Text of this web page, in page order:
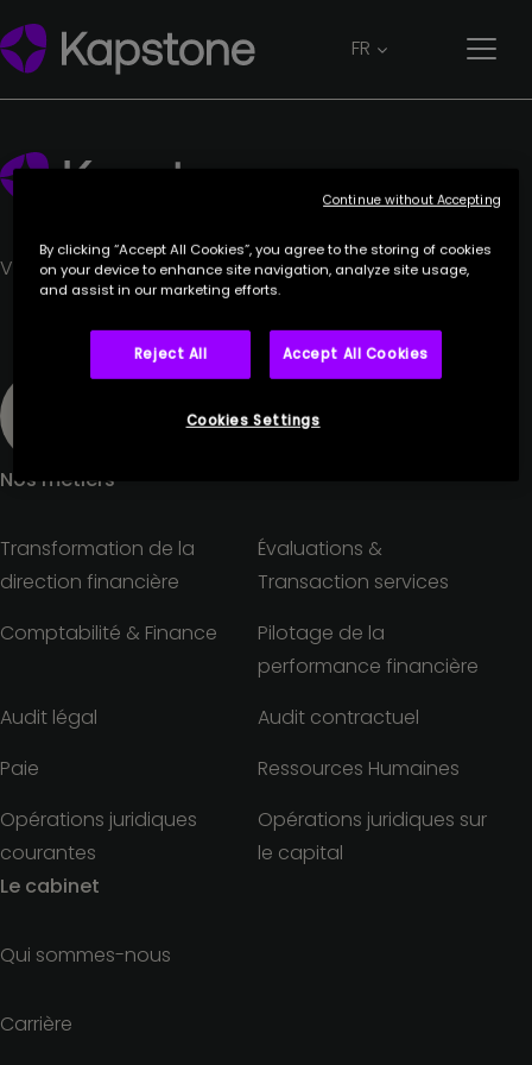
FR
4 juillet 2023
Votre partenaire de confiance.
Nos métiers
Transformation de la
direction financière
Évaluations &
Transaction services
Comptabilité & Finance
Pilotage de la
performance financière
Audit légal
Audit contractuel
Paie
Ressources Humaines
Opérations juridiques
courantes
Opérations juridiques sur
le capital
Le cabinet
Qui sommes-nous
Carrière
By clicking “Accept All Cookies”, you agree to the storing of cookies
on your device to enhance site navigation, analyze site usage,
and assist in our marketing efforts.
Reject All Accept All Cookies
Cookies Settings
Continue without Accepting